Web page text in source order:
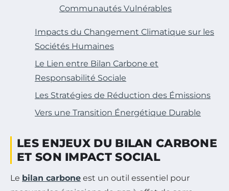
Communautés Vulnérables
Impacts du Changement Climatique sur les
Sociétés Humaines
Le Lien entre Bilan Carbone et
Responsabilité Sociale
Les Stratégies de Réduction des Émissions
Vers une Transition Énergétique Durable
LES ENJEUX DU BILAN CARBONE
ET SON IMPACT SOCIAL
Le bilan carbone est un outil essentiel pour